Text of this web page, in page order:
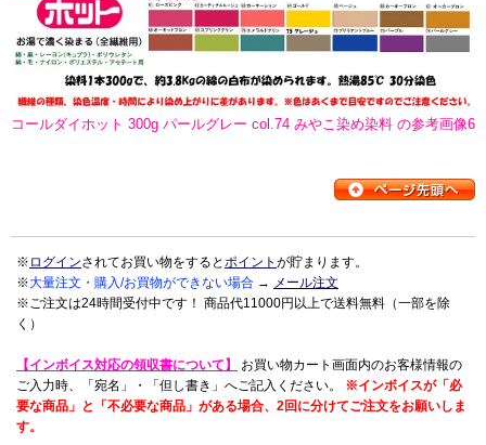
コールダイホット 300g パールグレー col.74 みやこ染め染料 の参考画像6
※ ログインされてお買い物をするとポイント が貯まります。
※大量注文・購入/お買物ができない場合 → メール注文
※ご注文は24時間受付中です！ 商品代11000円以上で送料無料（一部を除
く）
【インボイス対応の領収書について】
お買い物カート画面内のお客様情報の
ご入力時、「宛名」・「但し書き」へご記入ください。 ※インボイスが「必
要な商品」と「不必要な商品」がある場合、2回に分けてご注文をお願いしま
す。